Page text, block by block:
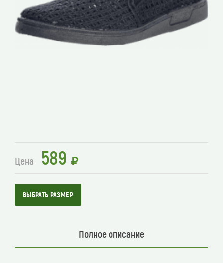
Цена 589
ВЫБРАТЬ РАЗМЕР
Полное описание